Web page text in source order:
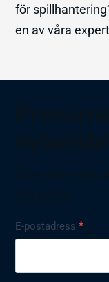
för
en av våra
Nyhetsbrev
E-postadress*